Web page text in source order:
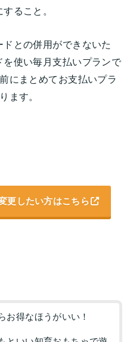
ること。
との併用ができないた
使い毎月支払いプランで
にまとめてお支払いプラ
ます。
更したい方はこちら
お得なほうがいい！